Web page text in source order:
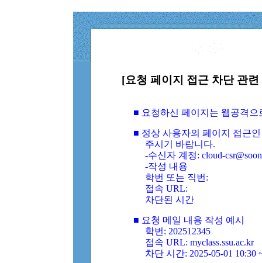
[요청 페이지 접근 차단 관
■ 요청하신 페이지는 웹공격
■ 정상 사용자의 페이지 접근
주시기 바랍니다.
-수신자 계정: cloud-
-작성 내용
학번 또는 직번:
접속 URL:
차단된 시간
■ 요청 메일 내용 작성 예시
학번: 202512345
접속 URL: myclass.ssu.ac.kr
차단 시간: 2025-05-01 10:30